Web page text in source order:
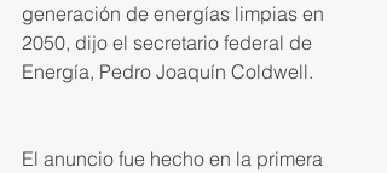
generación de energías limpias en
2050, dijo el secretario federal de
Energía, Pedro Joaquín Coldwell.
El anuncio fue hecho en la primera